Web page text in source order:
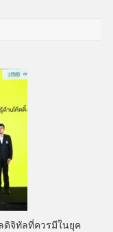
ดิจิทัลที่ควรมีในยุค